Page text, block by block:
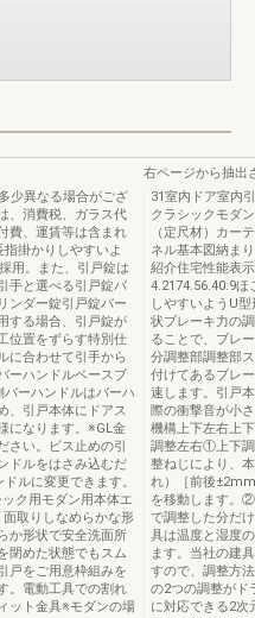
少異なる場合がござ
、消費税、ガラス代
費、運賃等は含まれ
掛かりしやすいよ
用。また、引戸錠は
手と選べる引戸錠バ
ンダー錠引戸錠バー
する場合、引戸錠が
位置をずらす特別仕
に合わせて引手から
ーハンドルベースブ
ーハンドルはバーハ
、引戸本体にドアス
になります。※GL金
さい。ビス止めの引
ドルをはさみ込むだ
ルに変更できます。
ク用モダン用本体エ
取りしなめらかな形
か形状で安全洗面所
閉めた状態でもスム
戸をご用意枠組みを
。電動工具での割れ
ット金具※モダンの場
右ページから抽出
31室内ドア室内
クラシックモダ
（定尺材）カー
ネル基本図納ま
紹介住宅性能表
4.2174.56.40.9ほ
しやすいようU
状ブレーキ力の
ることで、ブレ
分調整部調整部
付けてあるブレ
速します。引戸
際の衝撃音が小
機構上下左右上
調整左右①上下
整ねじにより、
れ）［前後
を移動します。
で調整した分だ
具は温度と湿度
ます。当社の建
すので、調整方
の2つの調整がド
に対応できる2次